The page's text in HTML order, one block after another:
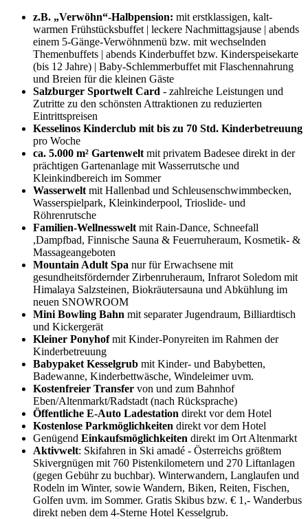
z.B. „Verwöhn“-Halbpension: mit erstklassigen, kalt-
warmen Frühstücksbuffet | leckere Nachmittagsjause | abends
einem 5-Gänge-Verwöhnmenü bzw. mit wechselnden
Themenbuffets | abends Kinderbuffet bzw. Kinderspeisekarte
(bis 12 Jahre) | Baby-Schlemmerbuffet mit Flaschennahrung
und Breien für die kleinen Gäste
Salzburger Sportwelt Card - zahlreiche Leistungen und
Zutritte zu den schönsten Attraktionen zu reduzierten
Eintrittspreisen
Kesselinos Kinderclub mit bis zu 70 Std. Kinderbetreuung
pro Woche
ca. 5.000 m² Gartenwelt mit privatem Badesee direkt in der
prächtigen Gartenanlage mit Wasserrutsche und
Kleinkindbereich im Sommer
Wasserwelt mit Hallenbad und Schleusenschwimmbecken,
Wasserspielpark, Kleinkinderpool, Trioslide- und
Röhrenrutsche
Familien-Wellnesswelt mit Rain-Dance, Schneefall
,Dampfbad, Finnische Sauna & Feuerruheraum, Kosmetik- &
Massageangeboten
Mountain Adult Spa nur für Erwachsene mit
gesundheitsfördernder Zirbenruheraum, Infrarot Soledom mit
Himalaya Salzsteinen, Biokräutersauna und Abkühlung im
neuen SNOWROOM
Mini Bowling Bahn mit separater Jugendraum, Billiardtisch
und Kickergerät
Kleiner Ponyhofmit Kinder-Ponyreiten im Rahmen der
Kinderbetreuung
Babypaket Kesselgrub mit Kinder- und Babybetten,
Badewanne, Kinderbettwäsche, Windeleimer uvm.
Kostenfreier Transfer von und zum Bahnhof
Eben/Altenmarkt/Radstadt (nach Rücksprache)
Öffentliche E-Auto Ladestation direkt vor dem Hotel
Kostenlose Parkmöglichkeiten direkt vor dem Hotel
Genügend Einkaufsmöglichkeiten direkt im Ort Altenmarkt
Aktivwelt: Skifahren in Ski amadé - Österreichs größtem
Skivergnügen mit 760 Pistenkilometern und 270 Liftanlagen
(gegen Gebühr zu buchbar). Winterwandern, Langlaufen und
Rodeln im Winter, sowie Wandern, Biken, Reiten, Fischen,
Golfen uvm. im Sommer. Gratis Skibus bzw. € 1,- Wanderbus
direkt neben dem 4-Sterne Hotel Kesselgrub.